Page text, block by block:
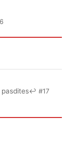
pasdites↩ #17